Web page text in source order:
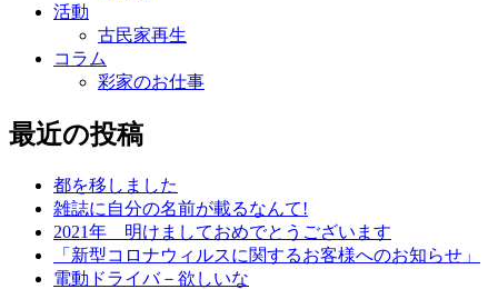
活動
古民家再生
コラム
彩家のお仕事
最近の投稿
都を移しました
雑誌に自分の名前が載るなんて!
2021年 明けましておめでとうございます
「新型コロナウィルスに関するお客様へのお知らせ」
電動ドライバ－欲しいな